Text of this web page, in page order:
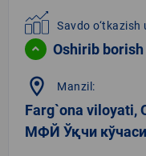
Savdo o‘tkazish
Oshirib borish
location_on Manzil:
Farg`ona viloyati,
МФЙ Ўқчи кўчаси